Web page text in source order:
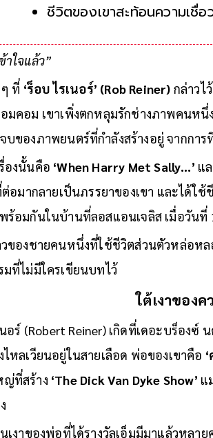
ชีวิตของเขาสะท้อนความเชื่อ
ใจแล้ว”
ๆ ที่‘ร็อบ ไรเนอร์’ (Rob Reiner)กล่าวไ
มคอม เขาเพิ่งตกหลุมรักช่างภาพคนหนึ่
บของภาพยนตร์ที่กำลังสร้างอยู่ จากกา
องนั้นคือ‘When Harry Met Sally…’แ
อมากลายเป็นภรรยาของเขา และได้ใช้
ร้อมกันในบ้านที่ลอสแอนเจลิส เมื่อวันที่
วของชายคนหนึ่งที่ใช้ชีวิตส่วนตัวหล่อห
ใต้เงาของ
นอร์ (Robert Reiner) เกิดที่เดอะบร็อง
ไหลเวียนอยู่ในสายเลือด พ่อของเขาคือ
ที่สร้าง